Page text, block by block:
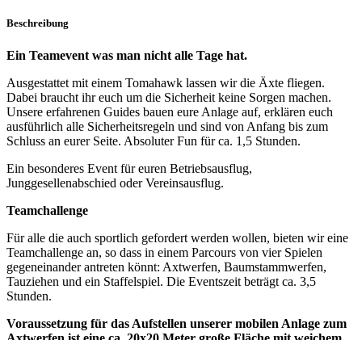
Beschreibung
Ein Teamevent was man nicht alle Tage hat.
Ausgestattet mit einem Tomahawk lassen wir die Äxte fliegen.
Dabei braucht ihr euch um die Sicherheit keine Sorgen machen.
Unsere erfahrenen Guides bauen eure Anlage auf, erklären euch
ausführlich alle Sicherheitsregeln und sind von Anfang bis zum
Schluss an eurer Seite. Absoluter Fun für ca. 1,5 Stunden.
Ein besonderes Event für euren Betriebsausflug,
Junggesellenabschied oder Vereinsausflug.
Teamchallenge
Für alle die auch sportlich gefordert werden wollen, bieten wir eine
Teamchallenge an, so dass in einem Parcours von vier Spielen
gegeneinander antreten könnt: Axtwerfen, Baumstammwerfen,
Tauziehen und ein Staffelspiel. Die Eventszeit beträgt ca. 3,5
Stunden.
Voraussetzung für das Aufstellen unserer mobilen Anlage zum